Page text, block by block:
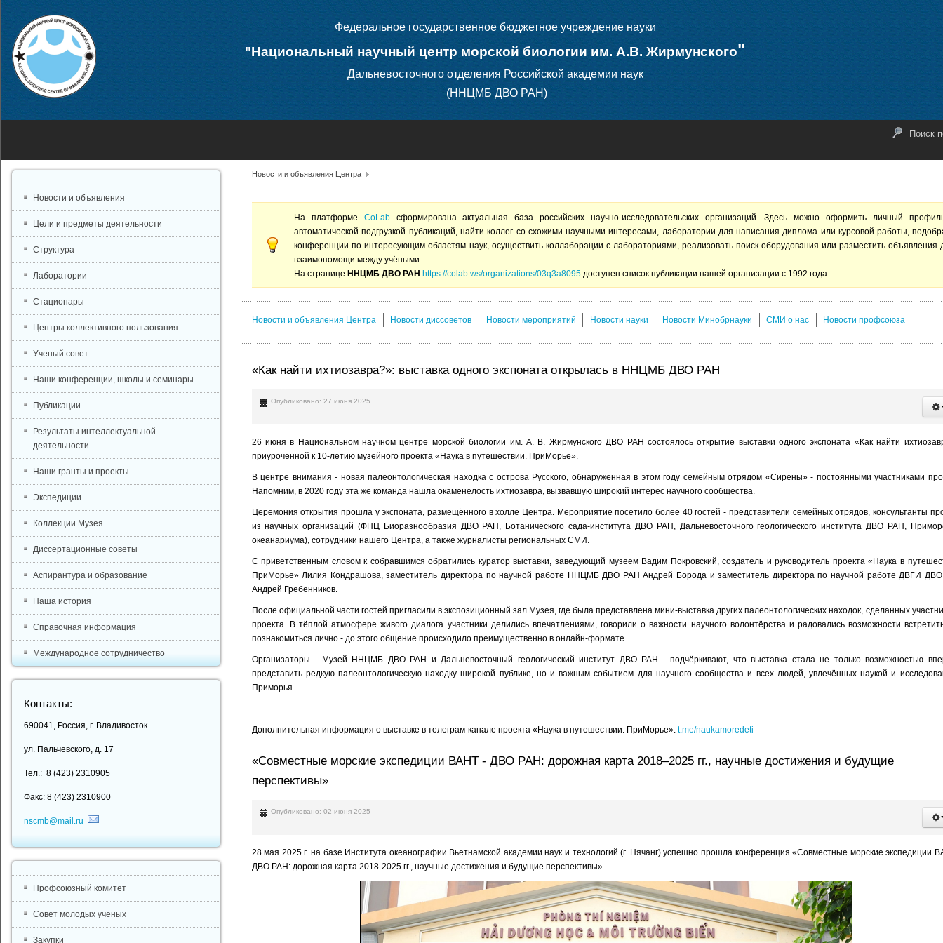
Федеральное государственное бюджетное учреждение науки
"Национальный научный центр морской биологии им. А.В. Жирмунского"
Дальневосточного отделения Российской академии наук
(ННЦМБ ДВО РАН)
Поиск
Новости и объявления Центра
На платформе CoLabсформирована актуальная база российских научно-исследовательских организаций. Здесь можно оформить личный
автоматической подгрузкой публикаций, найти коллег со схожими научными интересами, лаборатории для написания диплома или курсовой работы,
конференции по интересующим областям наук, осуществить коллаборации с лабораториями, реализовать поиск оборудования или разместить объявления
взаимопомощи между учёными.
На страницеННЦМБ ДВО РАН https://colab.ws/organizations/03q3a8095 доступен список публикации нашей организации с 1992 года.
Новости и объявления Центра Новости диссоветов Новости мероприятий Новости науки Новости Минобрнауки СМИ о нас Новости профсоюза
«Как найти ихтиозавра?»: выставка одного экспоната открылась в ННЦМБ ДВО РАН
Опубликовано: 27 июня 2025
26 июня в Национальном научном центре морской биологии им. А. В. Жирмунского ДВО РАН состоялось открытие выставки одного экспоната «Как найти
приуроченной к 10-летию музейного проекта «Наука в путешествии. ПриМорье».
В центре внимания - новая палеонтологическая находка с острова Русского, обнаруженная в этом году семейным отрядом «Сирены» - постоянными участниками
Напомним, в 2020 году эта же команда нашла окаменелость ихтиозавра, вызвавшую широкий интерес научного сообщества.
Церемония открытия прошла у экспоната, размещённого в холле Центра. Мероприятие посетило более 40 гостей - представители семейных отрядов, консультанты
из научных организаций (ФНЦ Биоразнообразия ДВО РАН, Ботанического сада-института ДВО РАН, Дальневосточного геологического института ДВО РАН,
океанариума), сотрудники нашего Центра, а также журналисты региональных СМИ.
С приветственным словом к собравшимся обратились куратор выставки, заведующий музеем Вадим Покровский, создатель и руководитель проекта «Наука в
ПриМорье» Лилия Кондрашова, заместитель директора по научной работе ННЦМБ ДВО РАН Андрей Борода и заместитель директора по научной работе ДВГИ
Андрей Гребенников.
После официальной части гостей пригласили в экспозиционный зал Музея, где была представлена мини-выставка других палеонтологических находок, сделанных
проекта. В тёплой атмосфере живого диалога участники делились впечатлениями, говорили о важности научного волонтёрства и радовались возможности
познакомиться лично - до этого общение происходило преимущественно в онлайн-формате.
Организаторы - Музей ННЦМБ ДВО РАН и Дальневосточный геологический институт ДВО РАН - подчёркивают, что выставка стала не только возможностью
представить редкую палеонтологическую находку широкой публике, но и важным событием для научного сообщества и всех людей, увлечённых наукой и
Приморья.
Дополнительная информация о выставке в телеграм-канале проекта «Наука в путешествии. ПриМорье»: t.me/naukamoredeti
«Совместные морские экспедиции ВАНТ - ДВО РАН: дорожная карта 2018–2025 гг., научные достижения и будущие
перспективы»
Опубликовано: 02 июня 2025
28 мая 2025 г. на базе Института океанографии Вьетнамской академии наук и технологий (г. Нячанг) успешно прошла конференция «Совместные морские экспедиции
ДВО РАН: дорожная карта 2018-2025 гг., научные достижения и будущие перспективы».
Новости и объявления
Цели и предметы деятельности
Структура
Лаборатории
Стационары
Центры коллективного пользования
Ученый совет
Наши конференции, школы и семинары
Публикации
Результаты интеллектуальной
деятельности
Наши гранты и проекты
Экспедиции
Коллекции Музея
Диссертационные советы
Аспирантура и образование
Наша история
Справочная информация
Международное сотрудничество
Контакты:
690041, Россия, г. Владивосток
ул. Пальчевского, д. 17
Тел.: 8 (423) 2310905
Факс: 8 (423) 2310900
nscmb@mail.ru
Профсоюзный комитет
Совет молодых ученых
Закупки